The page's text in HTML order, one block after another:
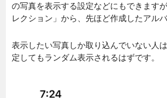
の写真を表示する設定などにもできます
レクション」から、先ほど作成したアル
表示したい写真しか取り込んでいない人
定してもランダム表示されるはずです。